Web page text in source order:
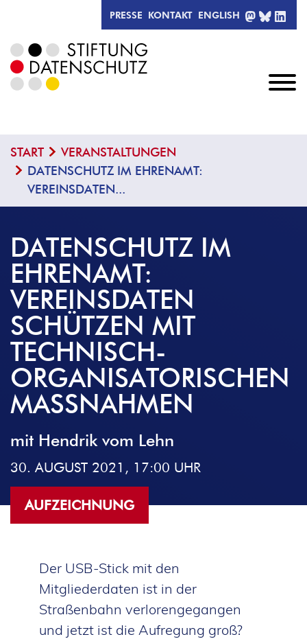
PRESSE KONTAKT ENGLISH
START
VERANSTALTUNGEN
DATENSCHUTZ IM EHRENAMT:
VEREINSDATEN...
DATENSCHUTZ IM
EHRENAMT:
VEREINSDATEN
SCHÜTZEN MIT
TECHNISCH-
ORGANISA­TORISCHEN
MASSNAHMEN
mit Hendrik vom Lehn
30. AUGUST 2021, 17:00 UHR
AUFZEICHNUNG
Der USB-Stick mit den
Mitgliederdaten ist in der
Straßenbahn verlorengegangen
und jetzt ist die Aufregung groß?